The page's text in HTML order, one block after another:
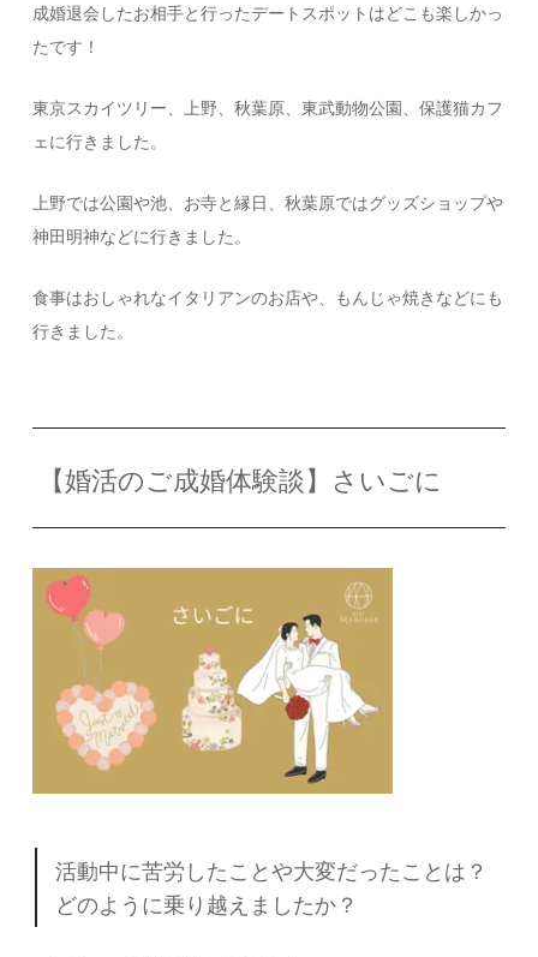
成婚退会したお相手と行ったデートスポットはどこも楽しかっ
たです！
東京スカイツリー、上野、秋葉原、東武動物公園、保護猫カフ
ェに行きました。
上野では公園や池、お寺と縁日、秋葉原ではグッズショップや
神田明神などに行きました。
食事はおしゃれなイタリアンのお店や、もんじゃ焼きなどにも
行きました。
【婚活のご成婚体験談】さいごに
活動中に苦労したことや大変だったことは？
どのように乗り越えましたか？